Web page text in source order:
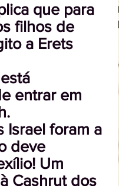
que para
filhos de
a Erets
entrar em
Israel foram a
deve
Um
Cashrut dos